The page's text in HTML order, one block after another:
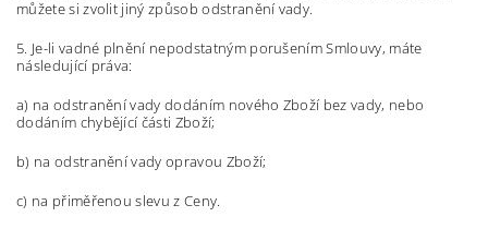
můžete si zvolit jiný způsob odstranění vady.
5. Je-li vadné plnění nepodstatným porušením Smlouvy, máte
následující práva:
a) na odstranění vady dodáním nového Zboží bez vady, nebo
dodáním chybějící části Zboží;
b) na odstranění vady opravou Zboží;
c) na přiměřenou slevu z Ceny.